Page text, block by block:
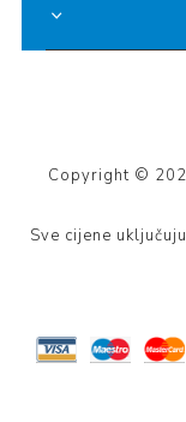
Copyright ©
Sve cijene